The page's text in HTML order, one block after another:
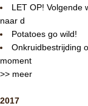
LET OP! Volgende
naar d
Potatoes go wild!
Onkruidbestrijding
moment
>> meer
2017